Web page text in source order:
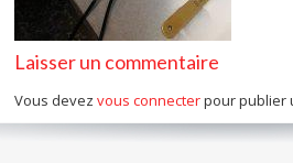
Laisser un commentaire
Vous devezvous connecterpour publier